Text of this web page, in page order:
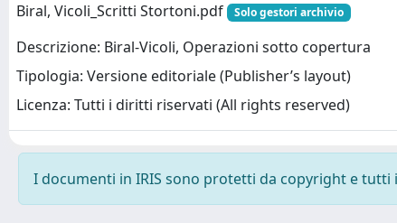
Biral, Vicoli_Scritti Stortoni.pdf
Solo gestori archivio
Descrizione: Biral-Vicoli, Operazioni sotto copertura
Tipologia: Versione editoriale (Publisher’s layout)
Licenza: Tutti i diritti riservati (All rights reserved)
I documenti in IRIS sono protetti da copyright e